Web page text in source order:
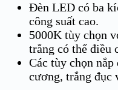
Đèn LED có ba
công suất cao.
5000K tùy chọn
trắng có thể điều
Các tùy chọn
cương, trắng đục